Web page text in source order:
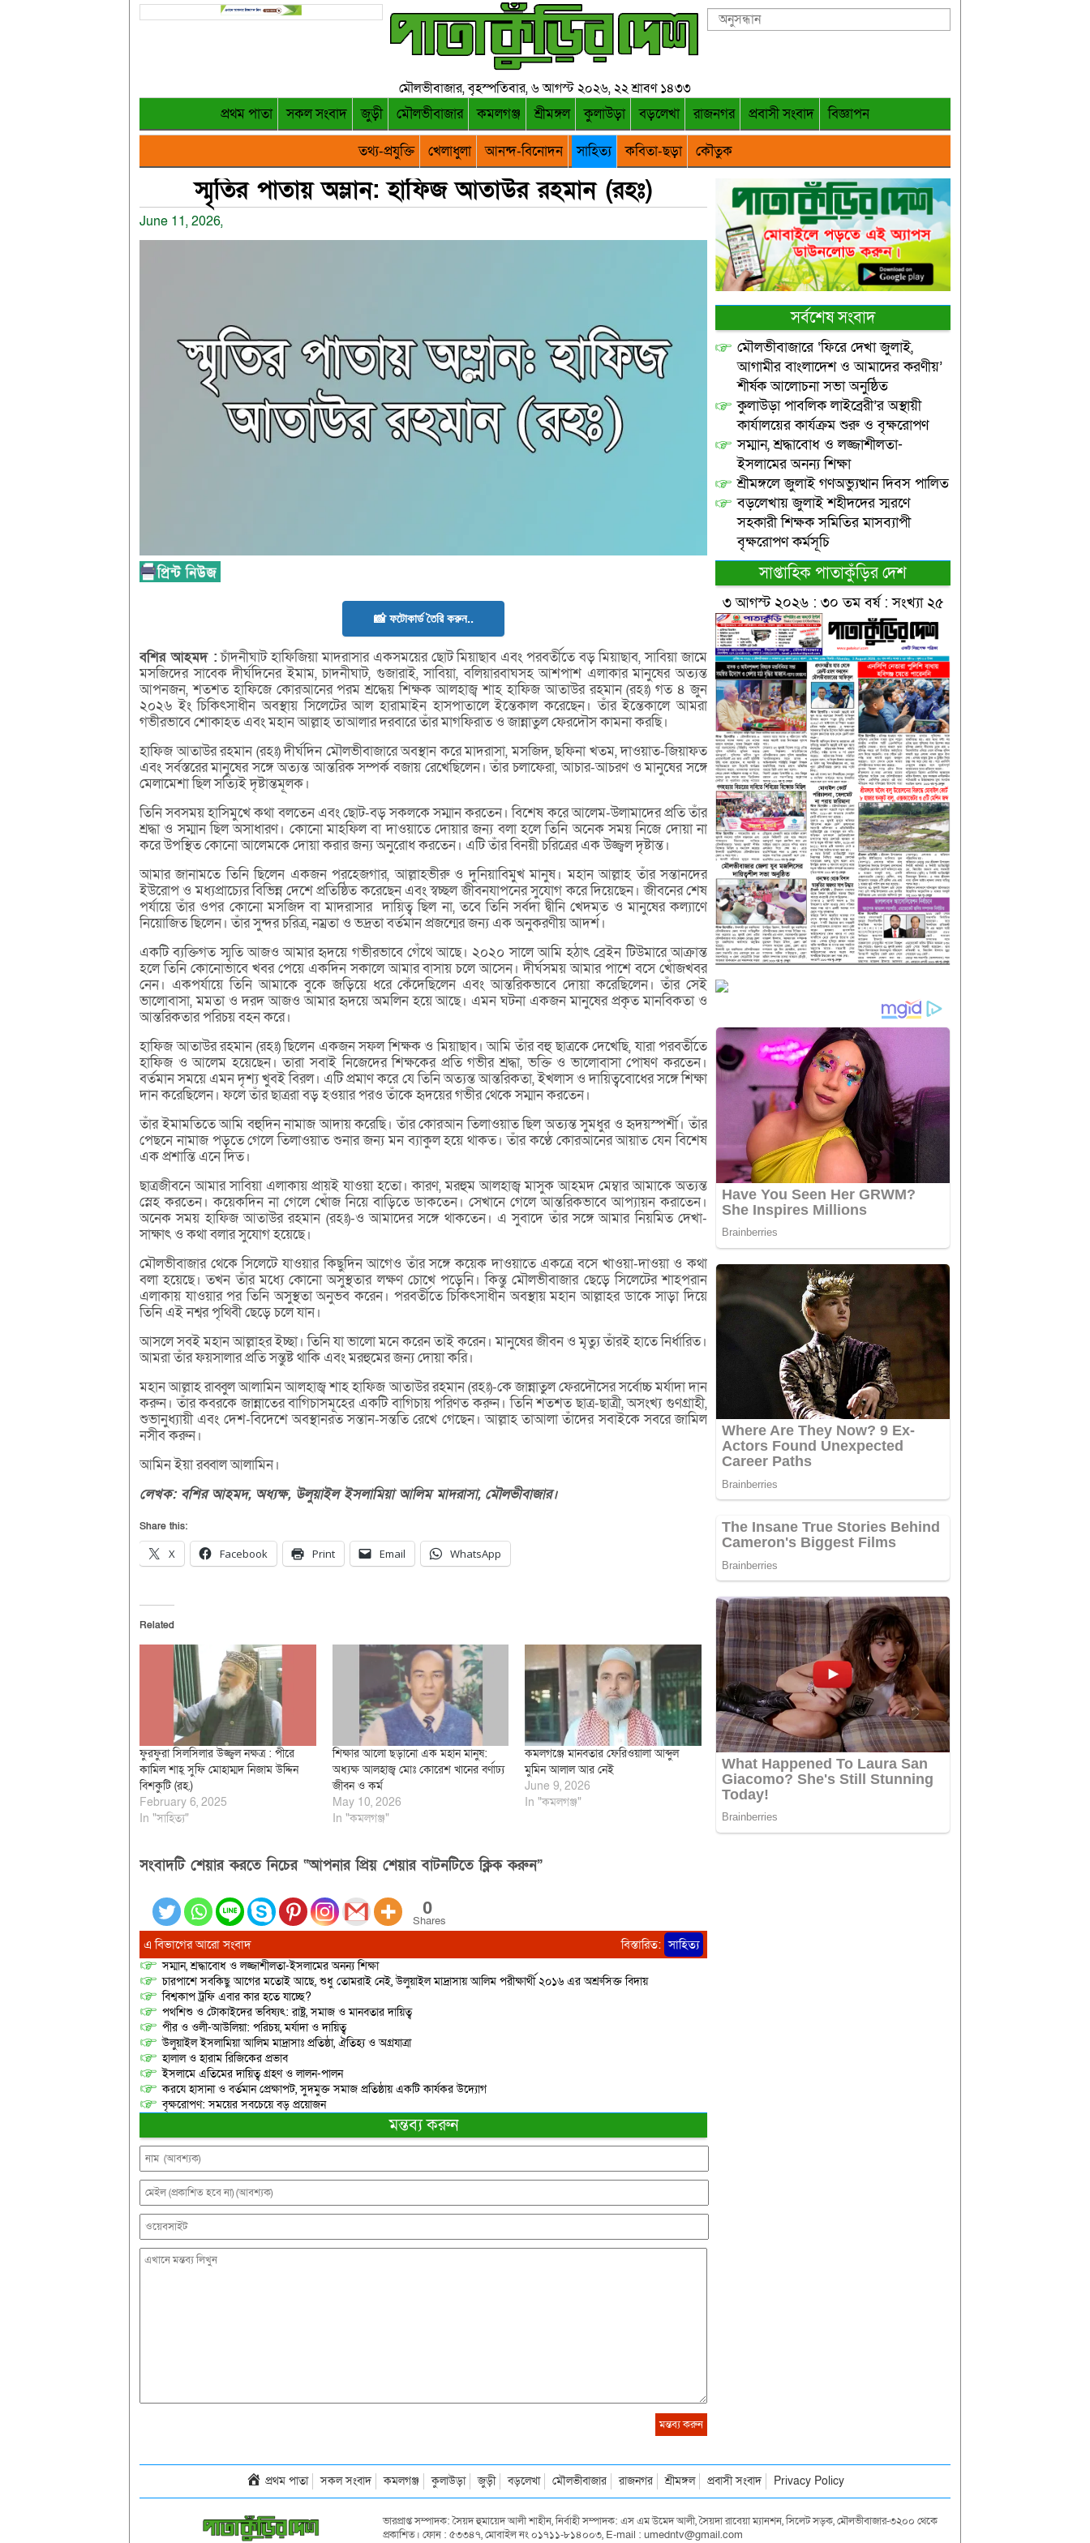
মৌলভীবাজার, বৃহস্পতিবার, ৬ আগস্ট ২০২৬, ২২ শ্রাবণ ১৪৩৩
প্রথম পাতা সকল সংবাদ জুড়ী মৌলভীবাজার কমলগঞ্জ শ্রীমঙ্গল কুলাউড়া বড়লেখা রাজনগর প্রবাসী সংবাদ
বিজ্ঞাপন
তথ্য-প্রযুক্তি
খেলাধুলা আনন্দ-বিনোদন সাহিত্য কবিতা-ছড়া কৌতুক
স্মৃতির পাতায় অম্লান: হাফিজ আতাউর রহমান (রহঃ)
June 11, 2026,
📸 ফটোকার্ড তৈরি করুন..
বশিরআহমদ :চাঁদনীঘাট হাফিজিয়া মাদরাসার একসময়ের ছোট মিয়াছাব এবং পরবর্তীতে বড় মিয়াছাব, সাবিয়া জামে
মসজিদের সাবেক দীর্ঘদিনের ইমাম, চাদনীঘাট, গুজারাই, সাবিয়া, বলিয়ারবাঘসহ আশপাশ এলাকার মানুষের অত্যন্ত
আপনজন, শতশত হাফিজে কোরআনের পরম শ্রদ্ধেয় শিক্ষক আলহাজ্ব শাহ হাফিজ আতাউর রহমান (রহঃ) গত ৪ জুন
২০২৬ ইং চিকিৎসাধীন অবস্থায় সিলেটের আল হারামাইন হাসপাতালে ইন্তেকাল করেছেন। তাঁর ইন্তেকালে আমরা
গভীরভাবে শোকাহত এবং মহান আল্লাহ তাআলার দরবারে তাঁর মাগফিরাত ও জান্নাতুল ফেরদৌস কামনা করছি।
হাফিজ আতাউর রহমান (রহঃ) দীর্ঘদিন মৌলভীবাজারে অবস্থান করে মাদরাসা, মসজিদ, ছফিনা খতম, দাওয়াত-জিয়াফত
এবং সর্বস্তরের মানুষের সঙ্গে অত্যন্ত আন্তরিক সম্পর্ক বজায় রেখেছিলেন। তাঁর চলাফেরা, আচার-আচরণ ও মানুষের সঙ্গে
মেলামেশা ছিল সত্যিই দৃষ্টান্তমূলক।
তিনি সবসময় হাসিমুখে কথা বলতেন এবং ছোট-বড় সকলকে সম্মান করতেন। বিশেষ করে আলেম-উলামাদের প্রতি তাঁর
শ্রদ্ধা ও সম্মান ছিল অসাধারণ। কোনো মাহফিল বা দাওয়াতে দোয়ার জন্য বলা হলে তিনি অনেক সময় নিজে দোয়া না
করে উপস্থিত কোনো আলেমকে দোয়া করার জন্য অনুরোধ করতেন। এটি তাঁর বিনয়ী চরিত্রের এক উজ্জ্বল দৃষ্টান্ত।
আমার জানামতে তিনি ছিলেন একজন পরহেজগার, আল্লাহভীরু ও দুনিয়াবিমুখ মানুষ। মহান আল্লাহ তাঁর সন্তানদের
ইউরোপ ও মধ্যপ্রাচ্যের বিভিন্ন দেশে প্রতিষ্ঠিত করেছেন এবং স্বচ্ছল জীবনযাপনের সুযোগ করে দিয়েছেন। জীবনের শেষ
পর্যায়ে তাঁর ওপর কোনো মসজিদ বা মাদরাসার দায়িত্ব ছিল না, তবে তিনি সর্বদা দ্বীনি খেদমত ও মানুষের কল্যাণে
নিয়োজিত ছিলেন। তাঁর সুন্দর চরিত্র, নম্রতা ও ভদ্রতা বর্তমান প্রজন্মের জন্য এক অনুকরণীয় আদর্শ।
একটি ব্যক্তিগত স্মৃতি আজও আমার হৃদয়ে গভীরভাবে গেঁথে আছে। ২০২০ সালে আমি হঠাৎ ব্রেইন টিউমারে আক্রান্ত
হলে তিনি কোনোভাবে খবর পেয়ে একদিন সকালে আমার বাসায় চলে আসেন। দীর্ঘসময় আমার পাশে বসে খোঁজখবর
নেন। একপর্যায়ে তিনি আমাকে বুকে জড়িয়ে ধরে কেঁদেছিলেন এবং আন্তরিকভাবে দোয়া করেছিলেন। তাঁর সেই
ভালোবাসা, মমতা ও দরদ আজও আমার হৃদয়ে অমলিন হয়ে আছে। এমন ঘটনা একজন মানুষের প্রকৃত মানবিকতা ও
আন্তরিকতার পরিচয় বহন করে।
হাফিজ আতাউর রহমান (রহঃ) ছিলেন একজন সফল শিক্ষক ও মিয়াছাব। আমি তাঁর বহু ছাত্রকে দেখেছি, যারা পরবর্তীতে
হাফিজ ও আলেম হয়েছেন। তারা সবাই নিজেদের শিক্ষকের প্রতি গভীর শ্রদ্ধা, ভক্তি ও ভালোবাসা পোষণ করতেন।
বর্তমান সময়ে এমন দৃশ্য খুবই বিরল। এটি প্রমাণ করে যে তিনি অত্যন্ত আন্তরিকতা, ইখলাস ও দায়িত্ববোধের সঙ্গে শিক্ষা
দান করেছিলেন। ফলে তাঁর ছাত্ররা বড় হওয়ার পরও তাঁকে হৃদয়ের গভীর থেকে সম্মান করতেন।
তাঁর ইমামতিতে আমি বহুদিন নামাজ আদায় করেছি। তাঁর কোরআন তিলাওয়াত ছিল অত্যন্ত সুমধুর ও হৃদয়স্পর্শী। তাঁর
পেছনে নামাজ পড়তে গেলে তিলাওয়াত শুনার জন্য মন ব্যাকুল হয়ে থাকত। তাঁর কণ্ঠে কোরআনের আয়াত যেন বিশেষ
এক প্রশান্তি এনে দিত।
ছাত্রজীবনে আমার সাবিয়া এলাকায় প্রায়ই যাওয়া হতো। কারণ, মরহুম আলহাজ্ব মাসুক আহমদ মেম্বার আমাকে অত্যন্ত
স্নেহ করতেন। কয়েকদিন না গেলে খোঁজ নিয়ে বাড়িতে ডাকতেন। সেখানে গেলে আন্তরিকভাবে আপ্যায়ন করাতেন।
অনেক সময় হাফিজ আতাউর রহমান (রহঃ)-ও আমাদের সঙ্গে থাকতেন। এ সুবাদে তাঁর সঙ্গে আমার নিয়মিত দেখা-
সাক্ষাৎ ও কথা বলার সুযোগ হয়েছে।
মৌলভীবাজার থেকে সিলেটে যাওয়ার কিছুদিন আগেও তাঁর সঙ্গে কয়েক দাওয়াতে একত্রে বসে খাওয়া-দাওয়া ও কথা
বলা হয়েছে। তখন তাঁর মধ্যে কোনো অসুস্থতার লক্ষণ চোখে পড়েনি। কিন্তু মৌলভীবাজার ছেড়ে সিলেটের শাহপরান
এলাকায় যাওয়ার পর তিনি অসুস্থতা অনুভব করেন। পরবর্তীতে চিকিৎসাধীন অবস্থায় মহান আল্লাহর ডাকে সাড়া দিয়ে
তিনি এই নশ্বর পৃথিবী ছেড়ে চলে যান।
আসলে সবই মহান আল্লাহর ইচ্ছা। তিনি যা ভালো মনে করেন তাই করেন। মানুষের জীবন ও মৃত্যু তাঁরই হাতে নির্ধারিত।
আমরা তাঁর ফয়সালার প্রতি সন্তুষ্ট থাকি এবং মরহুমের জন্য দোয়া করি।
মহান আল্লাহ রাব্বুল আলামিন আলহাজ্ব শাহ হাফিজ আতাউর রহমান (রহঃ)-কে জান্নাতুল ফেরদৌসের সর্বোচ্চ মর্যাদা দান
করুন। তাঁর কবরকে জান্নাতের বাগিচাসমূহের একটি বাগিচায় পরিণত করুন। তিনি শতশত ছাত্র-ছাত্রী, অসংখ্য গুণগ্রাহী,
শুভানুধ্যায়ী এবং দেশ-বিদেশে অবস্থানরত সন্তান-সন্ততি রেখে গেছেন। আল্লাহ তাআলা তাঁদের সবাইকে সবরে জামিল
নসীব করুন।
আমিন ইয়া রব্বাল আলামিন।
লেখক: বশিরআহমদ, অধ্যক্ষ, উলুয়াইলইসলামিয়াআলিমমাদরাসা, মৌলভীবাজার।
Share this:
X Facebook Print Email WhatsApp
Related
ফুরফুরা সিলসিলার উজ্জ্বল নক্ষত্র : পীরে
কামিল শাহ্ সুফি মোহাম্মদ নিজাম উদ্দিন
বিশকুটি (রহ.)
February 6, 2025
In "সাহিত্য"
শিক্ষার আলো ছড়ানো এক মহান মানুষ:
অধ্যক্ষ আলহাজ্ব মোঃ কোরেশ খানের বর্ণাঢ্য
জীবন ও কর্ম
May 10, 2026
In "কমলগঞ্জ"
কমলগঞ্জে মানবতার ফেরিওয়ালা আব্দুল
মুমিন আলাল আর নেই
June 9, 2026
In "কমলগঞ্জ"
সংবাদটি শেয়ার করতে নিচের “আপনার প্রিয় শেয়ার বাটনটিতে ক্লিক করুন”
0
Shares
এ বিভাগের আরো সংবাদ বিস্তারিত: সাহিত্য
সম্মান, শ্রদ্ধাবোধ ও লজ্জাশীলতা-ইসলামের অনন্য শিক্ষা
চারপাশে সবকিছু আগের মতোই আছে, শুধু তোমরাই নেই, উলুয়াইল মাদ্রাসায় আলিম পরীক্ষার্থী ২০১৬ এর অশ্রুসিক্ত বিদায়
বিশ্বকাপ ট্রফি এবার কার হতে যাচ্ছে?
পথশিশু ও টোকাইদের ভবিষ্যৎ: রাষ্ট্র, সমাজ ও মানবতার দায়িত্ব
পীর ও ওলী-আউলিয়া: পরিচয়, মর্যাদা ও দায়িত্ব
উলুয়াইল ইসলামিয়া আলিম মাদ্রাসাঃ প্রতিষ্ঠা, ঐতিহ্য ও অগ্রযাত্রা
হালাল ও হারাম রিজিকের প্রভাব
ইসলামে এতিমের দায়িত্ব গ্রহণ ও লালন-পালন
করযে হাসানা ও বর্তমান প্রেক্ষাপট, সুদমুক্ত সমাজ প্রতিষ্ঠায় একটি কার্যকর উদ্যোগ
বৃক্ষরোপণ: সময়ের সবচেয়ে বড় প্রয়োজন
মন্তব্য করুন
সর্বশেষ সংবাদ
মৌলভীবাজারে ‘ফিরে দেখা জুলাই,
আগামীর বাংলাদেশ ও আমাদের করণীয়’
শীর্ষক আলোচনা সভা অনুষ্ঠিত
কুলাউড়া পাবলিক লাইব্রেরী’র অস্থায়ী
কার্যালয়ের কার্যক্রম শুরু ও বৃক্ষরোপণ
সম্মান, শ্রদ্ধাবোধ ও লজ্জাশীলতা-
ইসলামের অনন্য শিক্ষা
শ্রীমঙ্গলে জুলাই গণঅভ্যুত্থান দিবস পালিত
বড়লেখায় জুলাই শহীদদের স্মরণে
সহকারী শিক্ষক সমিতির মাসব্যাপী
বৃক্ষরোপণ কর্মসূচি
সাপ্তাহিক পাতাকুঁড়ির দেশ
৩ আগস্ট ২০২৬ : ৩০ তম বর্ষ : সংখ্যা ২৫
প্রথম পাতা সকল সংবাদ কমলগঞ্জ কুলাউড়া জুড়ী বড়লেখা মৌলভীবাজার রাজনগর শ্রীমঙ্গল প্রবাসী সংবাদ Privacy Policy
ভারপ্রাপ্ত সম্পাদক: সৈয়দ হুমায়েদ আলী শাহীন, নির্বাহী সম্পাদক: এস এম উমেদ আলী, সৈয়দা রাবেয়া ম্যানশন, সিলেট সড়ক, মৌলভীবাজার-৩২০০ থেকে
প্রকাশিত। ফোন : ৫৩৩৪৭, মোবাইল নং ০১৭১১-৮১৪০০৩, E-mail : umedntv@gmail.com